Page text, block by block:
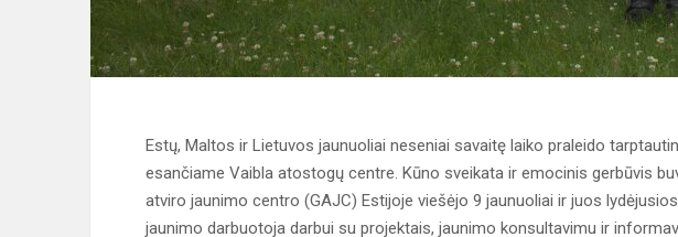
Estų, Maltos ir Lietuvos jaunuoliai neseniai savaitę laiko praleido
esančiame Vaibla atostogų centre. Kūno sveikata ir emocinis gerbūvis
atviro jaunimo centro (GAJC) Estijoje viešėjo 9 jaunuoliai ir juos
jaunimo darbuotoja darbui su projektais, jaunimo konsultavimu ir